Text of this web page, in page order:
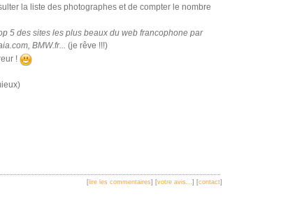
la liste des photographes et de compter le nombre
5 des sites les plus beaux du web francophone par
BMW.fr... (je rêve !!!)
!
[lire les commentaires] [votre avis...] [contact]